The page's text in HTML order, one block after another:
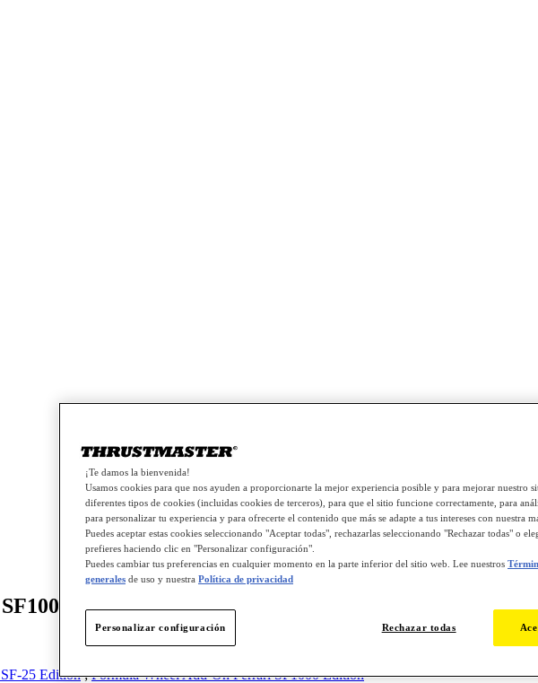
está boca abajo en mi T598
25 Edition;Formula Wheel Add-On Ferrari SF1000 Edition
¡Te damos la bienvenida!
Usamos cookies para que nos ayuden a proporcionarte la mejor experiencia posible y para mejorar nuestro
diferentes tipos de cookies (incluidas cookies de terceros), para que el sitio funcione correctamente, para
para personalizar tu experiencia y para ofrecerte el contenido que más se adapte a tus intereses con nuestra
Puedes aceptar estas cookies seleccionando "Aceptar todas", rechazarlas seleccionando "Rechazar todas" o
prefieres haciendo clic en "Personalizar configuración".
Puedes cambiar tus preferencias en cualquier momento en la parte inferior del sitio web. Lee nuestros
generales de uso y nuestra Política de privacidad
Rechazar todas
Personalizar configuración